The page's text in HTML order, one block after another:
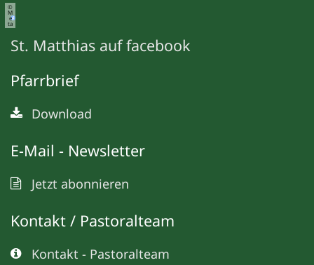
©
M
e
ta
St. Matthias auf facebook
Pfarrbrief
Download
E-Mail - Newsletter
Jetzt abonnieren
Kontakt / Pastoralteam
Kontakt - Pastoralteam